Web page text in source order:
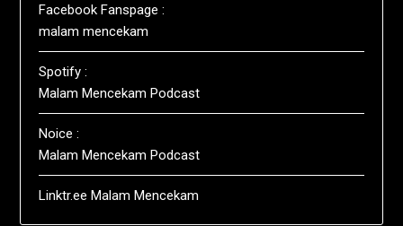
Facebook Fanspage :
malam mencekam
Spotify :
Malam Mencekam Podcast
Noice :
Malam Mencekam Podcast
Linktr.ee Malam Mencekam